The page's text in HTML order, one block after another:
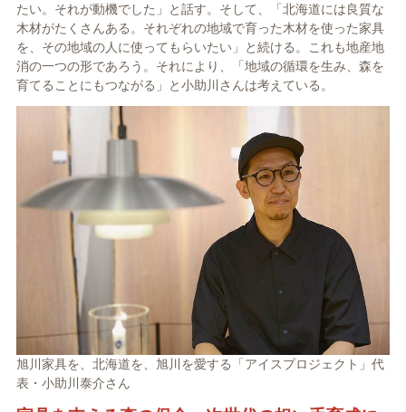
たい。それが動機でした」と話す。そして、「北海道には良質な
木材がたくさんある。それぞれの地域で育った木材を使った家具
を、その地域の人に使ってもらいたい」と続ける。これも地産地
消の一つの形であろう。それにより、「地域の循環を生み、森を
育てることにもつながる」と小助川さんは考えている。
旭川家具を、北海道を、旭川を愛する「アイスプロジェクト」代
表・小助川泰介さん